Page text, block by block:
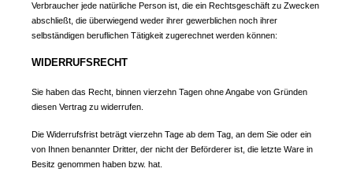
Verbraucher jede natürliche Person ist, die ein Rechtsgeschäft zu Zwecken
abschließt, die überwiegend weder ihrer gewerblichen noch ihrer
selbständigen beruflichen Tätigkeit zugerechnet werden können:
WIDERRUFSRECHT
Sie haben das Recht, binnen vierzehn Tagen ohne Angabe von Gründen
diesen Vertrag zu widerrufen.
Die Widerrufsfrist beträgt vierzehn Tage ab dem Tag, an dem Sie oder ein
von Ihnen benannter Dritter, der nicht der Beförderer ist, die letzte Ware in
Besitz genommen haben bzw. hat.